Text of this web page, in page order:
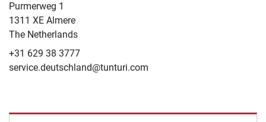
​Purmerweg 1
1311 XE Almere
The Netherlands
+31 629 38 3777
service.deutschland@tunturi.com